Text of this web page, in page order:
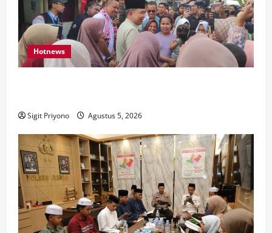
Hotnews
Sigit Priyono Agustus 5, 2026